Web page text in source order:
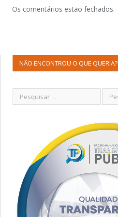
Os comentários estão fechados.
NÃO ENCONTROU O QUE QUERIA?